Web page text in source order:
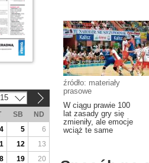
źródło: materiały
prasowe
W ciągu prawie 100
lat zasady gry się
zmieniły, ale emocje
wciąż te same
SB
ND
4 5
6
12
13
19
20